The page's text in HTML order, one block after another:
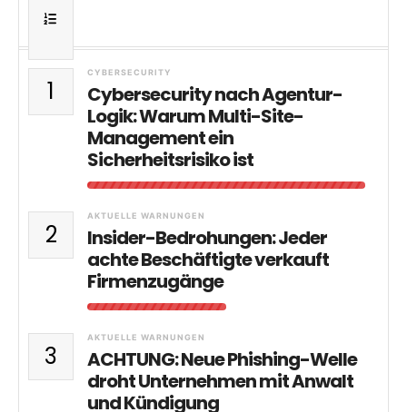
1
CYBERSECURITY
Cybersecurity nach Agentur-
Logik: Warum Multi-Site-
Management ein
Sicherheitsrisiko ist
2
AKTUELLE WARNUNGEN
Insider-Bedrohungen: Jeder
achte Beschäftigte verkauft
Firmenzugänge
3
AKTUELLE WARNUNGEN
ACHTUNG: Neue Phishing-Welle
droht Unternehmen mit Anwalt
und Kündigung